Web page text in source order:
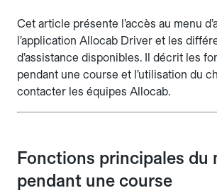
Cet article présente l’accès au menu
l’application Allocab Driver et les
d’assistance disponibles. Il décrit les
pendant une course et l’utilisation du
contacter les équipes Allocab.
Fonctions principales du
pendant une course